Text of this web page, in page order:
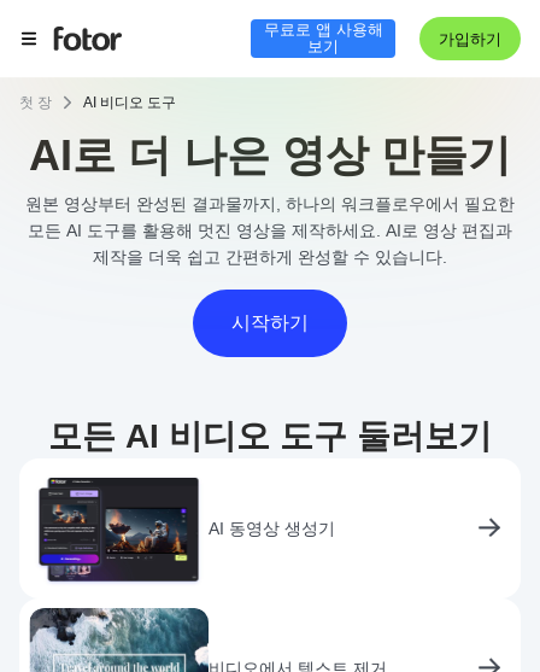
무료로 앱 사용해
보기
가입하기
첫 장 AI 비디오 도구
AI로 더 나은 영상 만들기
원본 영상부터 완성된 결과물까지, 하나의 워크플로우에서 필요한
모든 AI 도구를 활용해 멋진 영상을 제작하세요. AI로 영상 편집과
제작을 더욱 쉽고 간편하게 완성할 수 있습니다.
시작하기
모든 AI 비디오 도구 둘러보기
AI 동영상 생성기